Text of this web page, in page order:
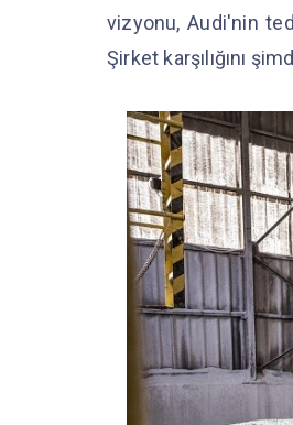
vizyonu, Audi'nin
Şirket karşılığını